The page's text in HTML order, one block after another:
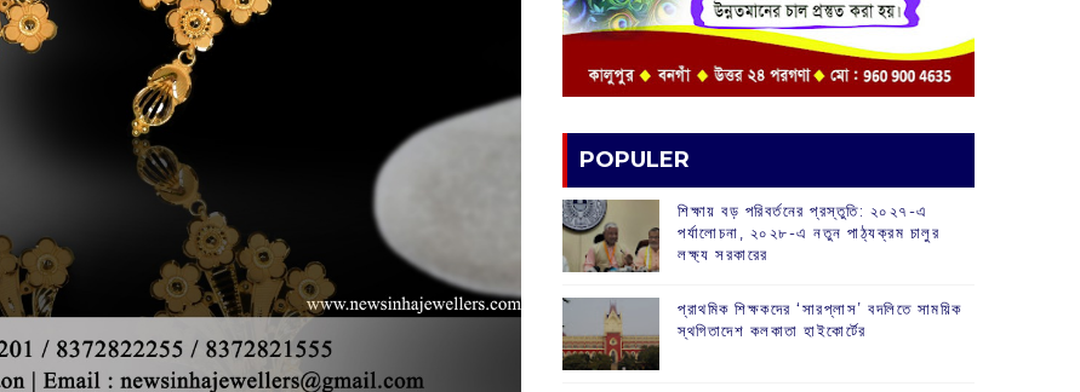
POPULER
শিক্ষায় বড় পরিবর্তনের প্রস্তুতি: ২০২৭-এ
পর্যালোচনা, ২০২৮-এ নতুন পাঠ্যক্রম চালুর
লক্ষ্য সরকারের
প্রাথমিক শিক্ষকদের ‘সারপ্লাস’ বদলিতে সাময়িক
স্থগিতাদেশ কলকাতা হাইকোর্টের